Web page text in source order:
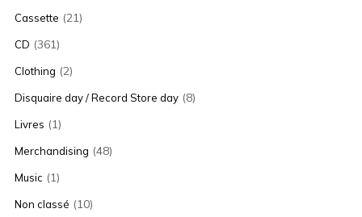
Cassette (21)
CD (361)
Clothing (2)
Disquaire day / Record Store day (8)
Livres (1)
Merchandising (48)
Music (1)
Non classé (10)